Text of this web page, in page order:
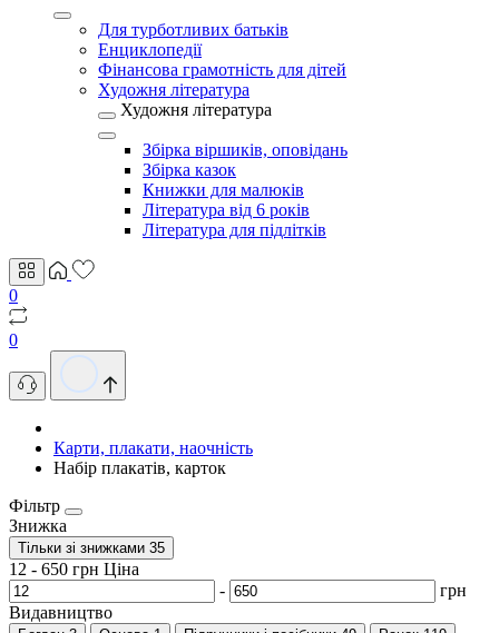
Для турботливих батьків
Енциклопедії
Фінансова грамотність для дітей
Художня література
Художня література
Збірка віршиків, оповідань
Збірка казок
Книжки для малюків
Література від 6 років
Література для підлітків
0
0
Карти, плакати, наочність
Набір плакатів, карток
Фільтр
Знижка
Тільки зі знижками 35
12 - 650 грн Ціна
-
грн
Видавництво